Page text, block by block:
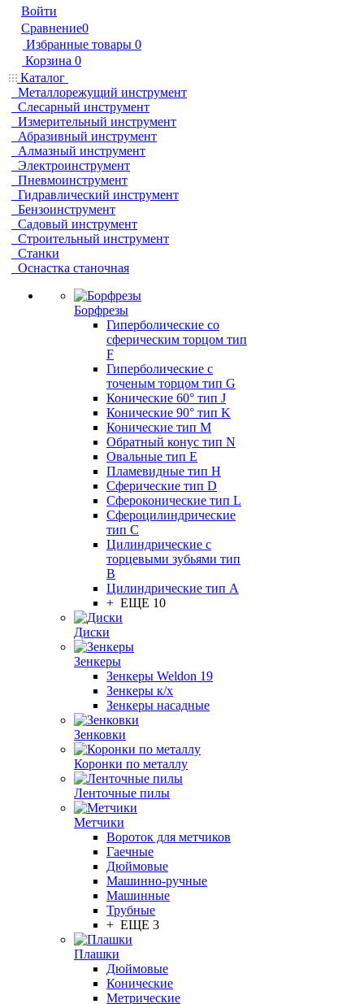
Войти
Сравнение0
Избранные товары 0
Корзина 0
Каталог
Металлорежущий инструмент
Слесарный инструмент
Измерительный инструмент
Абразивный инструмент
Алмазный инструмент
Электроинструмент
Пневмоинструмент
Гидравлический инструмент
Бензоинструмент
Садовый инструмент
Строительный инструмент
Станки
Оснастка станочная
Борфрезы
Гиперболические cо
сферическим торцом тип
F
Гиперболические с
точеным торцом тип G
Конические 60° тип J
Конические 90° тип K
Конические тип M
Обратный конус тип N
Овальные тип E
Пламевидные тип H
Сферические тип D
Сфероконические тип L
Сфероцилиндрические
тип C
Цилиндрические с
торцевыми зубьями тип
B
Цилиндрические тип А
+ ЕЩЕ 10
Диски
Зенкеры
Зенкеры Weldon 19
Зенкеры к/х
Зенкеры насадные
Зенковки
Коронки по металлу
Ленточные пилы
Метчики
Вороток для метчиков
Гаечные
Дюймовые
Машинно-ручные
Машинные
Трубные
+ ЕЩЕ 3
Плашки
Дюймовые
Конические
Метрические